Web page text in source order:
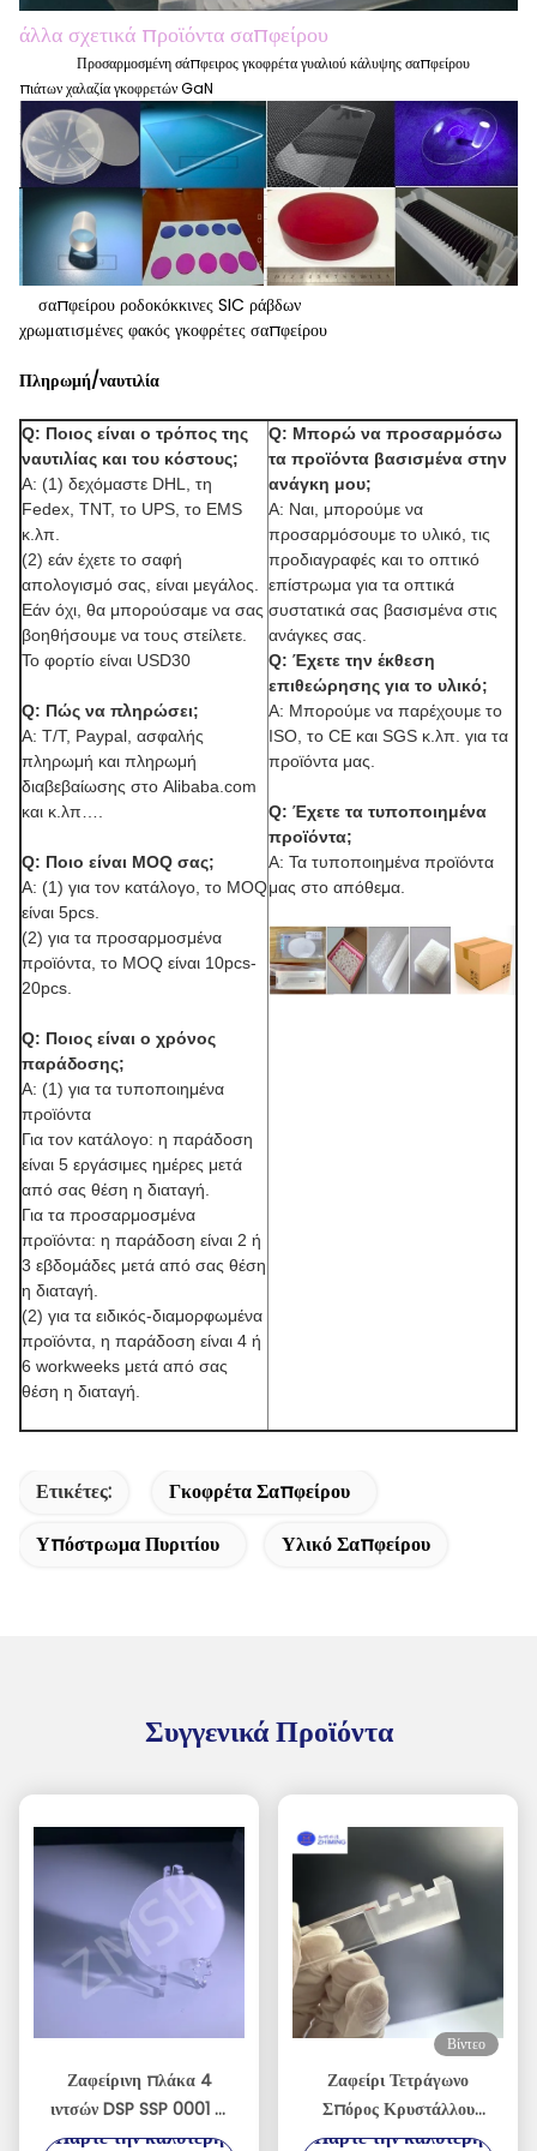
άλλα σχετικά προϊόντα σαπφείρου
Προσαρμοσμένη σάπφειρος γκοφρέτα γυαλιού κάλυψης σαπφείρου
πιάτων χαλαζία γκοφρετών GaN
σαπφείρου ροδοκόκκινες SIC ράβδων
χρωματισμένες φακός γκοφρέτες σαπφείρου
Πληρωμή/ναυτιλία
Q: Ποιος είναι ο τρόπος της
ναυτιλίας και του κόστους;
Α: (1) δεχόμαστε DHL, τη
Fedex, TNT, το UPS, το EMS
κ.λπ.
(2) εάν έχετε το σαφή
απολογισμό σας, είναι μεγάλος.
Εάν όχι, θα μπορούσαμε να σας
βοηθήσουμε να τους στείλετε.
Το φορτίο είναι USD30
Q: Πώς να πληρώσει;
Α: T/T, Paypal, ασφαλής
πληρωμή και πληρωμή
διαβεβαίωσης στο Alibaba.com
και κ.λπ….
Q: Ποιο είναι MOQ σας;
Α: (1) για τον κατάλογο, το MOQ
είναι 5pcs.
(2) για τα προσαρμοσμένα
προϊόντα, το MOQ είναι 10pcs-
20pcs.
Q: Ποιος είναι ο χρόνος
παράδοσης;
Α: (1) για τα τυποποιημένα
προϊόντα
Για τον κατάλογο: η παράδοση
είναι 5 εργάσιμες ημέρες μετά
από σας θέση η διαταγή.
Για τα προσαρμοσμένα
προϊόντα: η παράδοση είναι 2 ή
3 εβδομάδες μετά από σας θέση
η διαταγή.
(2) για τα ειδικός-διαμορφωμένα
προϊόντα, η παράδοση είναι 4 ή
6 workweeks μετά από σας
θέση η διαταγή.
Q: Μπορώ να προσαρμόσω
τα προϊόντα βασισμένα στην
ανάγκη μου;
Α: Ναι, μπορούμε να
προσαρμόσουμε το υλικό, τις
προδιαγραφές και το οπτικό
επίστρωμα για τα οπτικά
συστατικά σας βασισμένα στις
ανάγκες σας.
Q: Έχετε την έκθεση
επιθεώρησης για το υλικό;
Α: Μπορούμε να παρέχουμε το
ISO, το CE και SGS κ.λπ. για τα
προϊόντα μας.
Q: Έχετε τα τυποποιημένα
προϊόντα;
Α: Τα τυποποιημένα προϊόντα
μας στο απόθεμα.
Ετικέτες:
Γκοφρέτα Σαπφείρου
Υπόστρωμα Πυριτίου
Υλικό Σαπφείρου
Συγγενικά Προϊόντα
Ζαφείρινη πλάκα 4
ιντσών DSP SSP 0001 C
Πλάνο Αποδέχομαι
Πάρτε την καλύτερη
Βίντεο
Ζαφείρι Τετράγωνο
Σπόρος Κρυστάλλου
Ακριβείας
Πάρτε την καλύτερη